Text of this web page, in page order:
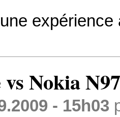
Nokia N97
- 15h03